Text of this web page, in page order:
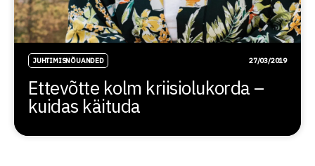
JUHTIMISNÕUANDED 27/03/2019
Ettevõtte kolm kriisiolukorda –
kuidas käituda